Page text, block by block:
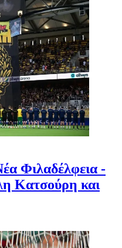
Φιλαδέλφεια -
Κατσούρη και